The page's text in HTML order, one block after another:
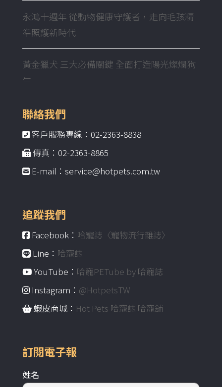
永鴻十週年 從動物健康守護者，走向毛孩精
準照護新時代
黃金獵犬 三大必備關鍵 全面打造陽光燦爛狗
生
聯絡我們
客戶服務專線：02-2363-8838
傳真：02-2363-8865
E-mail：service@hotpets.com.tw
追蹤我們
Facebook： 哈寵誌〈寵物流行雜誌〉
Line： 哈寵誌
YouTube： 哈寵PETube by 哈寵誌
Instagram： @HotpetsTW
蝦皮商城： Hot Pets 哈寵誌 哈寵舖
訂閱電子報
姓名